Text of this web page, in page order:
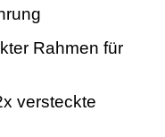
Rahmen für
versteckte